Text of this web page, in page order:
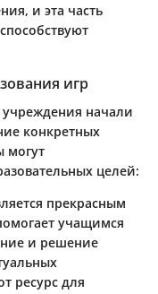
и эта часть
игр
начали
конкретных
могут
целей:
прекрасным
учащимся
и решение
ресурс для